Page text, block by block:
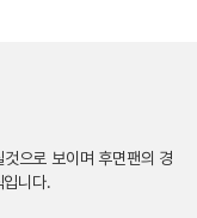
으로 보이며 후면팬의 경
니다.